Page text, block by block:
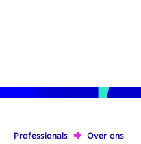
inhoud
Professionals Over ons